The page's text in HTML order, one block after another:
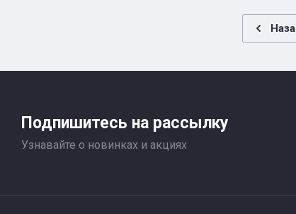
Подпишитесь на рассылку
Узнавайте о новинках и акциях